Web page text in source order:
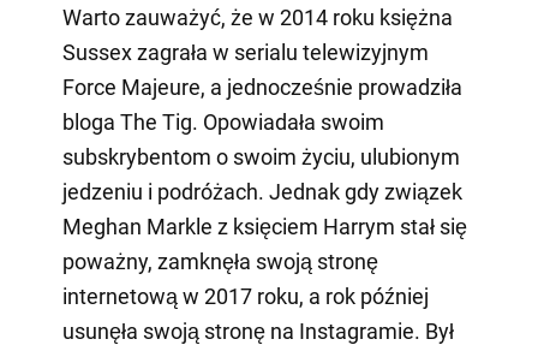
Warto zauważyć, że w 2014 roku księżna
Sussex zagrała w serialu telewizyjnym
Force Majeure, a jednocześnie prowadziła
bloga The Tig. Opowiadała swoim
subskrybentom o swoim życiu, ulubionym
jedzeniu i podróżach. Jednak gdy związek
Meghan Markle z księciem Harrym stał się
poważny, zamknęła swoją stronę
internetową w 2017 roku, a rok później
usunęła swoją stronę na Instagramie. Był